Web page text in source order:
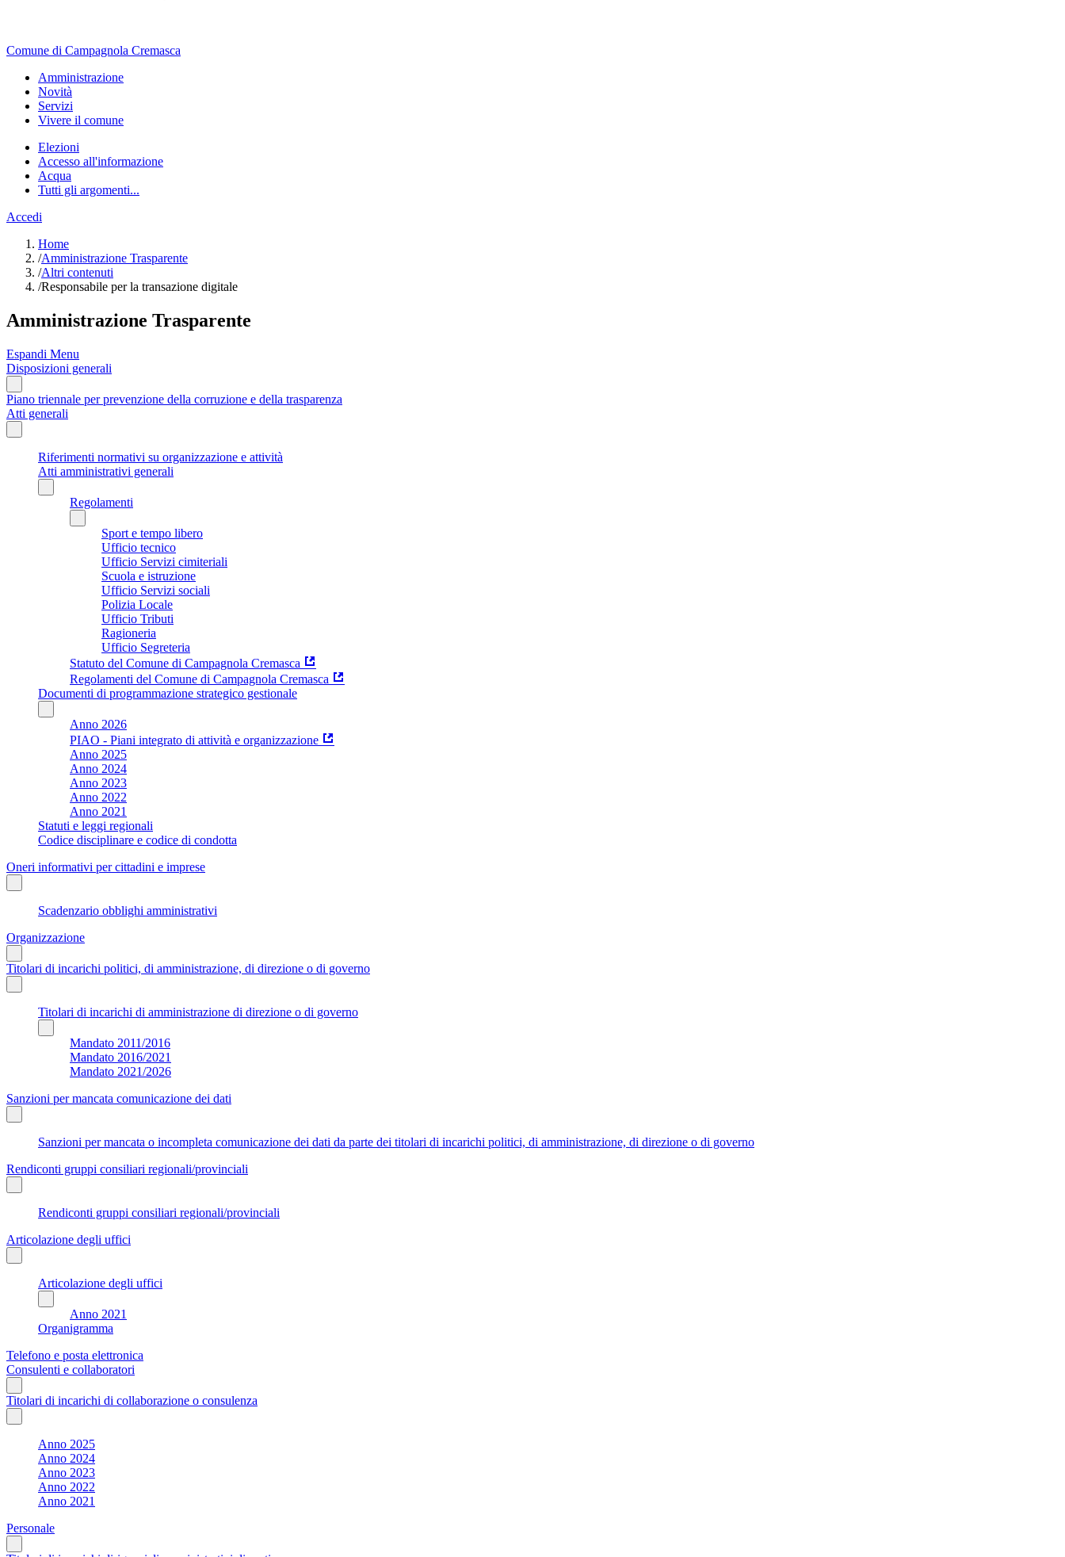
Comune di Campagnola Cremasca
Amministrazione
Novità
Servizi
Vivere il comune
Elezioni
Accesso all'informazione
Acqua
Tutti gli argomenti...
Accedi
Home
/Amministrazione Trasparente
/Altri contenuti
/Responsabile per la transazione digitale
Amministrazione Trasparente
Espandi Menu
Disposizioni generali
Piano triennale per prevenzione della corruzione e della trasparenza
Atti generali
Riferimenti normativi su organizzazione e attività
Atti amministrativi generali
Regolamenti
Sport e tempo libero
Ufficio tecnico
Ufficio Servizi cimiteriali
Scuola e istruzione
Ufficio Servizi sociali
Polizia Locale
Ufficio Tributi
Ragioneria
Ufficio Segreteria
Statuto del Comune di Campagnola Cremasca
Regolamenti del Comune di Campagnola Cremasca
Documenti di programmazione strategico gestionale
Anno 2026
PIAO - Piani integrato di attività e organizzazione
Anno 2025
Anno 2024
Anno 2023
Anno 2022
Anno 2021
Statuti e leggi regionali
Codice disciplinare e codice di condotta
Oneri informativi per cittadini e imprese
Scadenzario obblighi amministrativi
Organizzazione
Titolari di incarichi politici, di amministrazione, di direzione o di governo
Titolari di incarichi di amministrazione di direzione o di governo
Mandato 2011/2016
Mandato 2016/2021
Mandato 2021/2026
Sanzioni per mancata comunicazione dei dati
Sanzioni per mancata o incompleta comunicazione dei dati da parte dei titolari di incarichi politici, di amministrazione, di direzione o di governo
Rendiconti gruppi consiliari regionali/provinciali
Rendiconti gruppi consiliari regionali/provinciali
Articolazione degli uffici
Articolazione degli uffici
Anno 2021
Organigramma
Telefono e posta elettronica
Consulenti e collaboratori
Titolari di incarichi di collaborazione o consulenza
Anno 2025
Anno 2024
Anno 2023
Anno 2022
Anno 2021
Personale